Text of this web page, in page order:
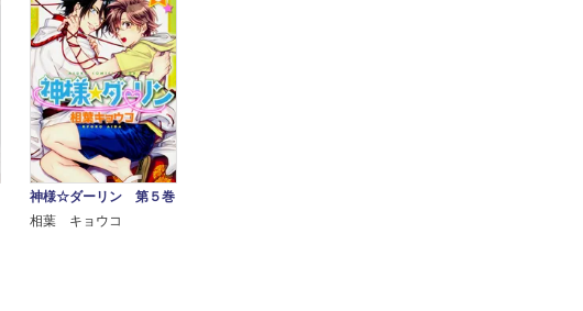
神様☆ダーリン 第５巻
相葉 キョウコ